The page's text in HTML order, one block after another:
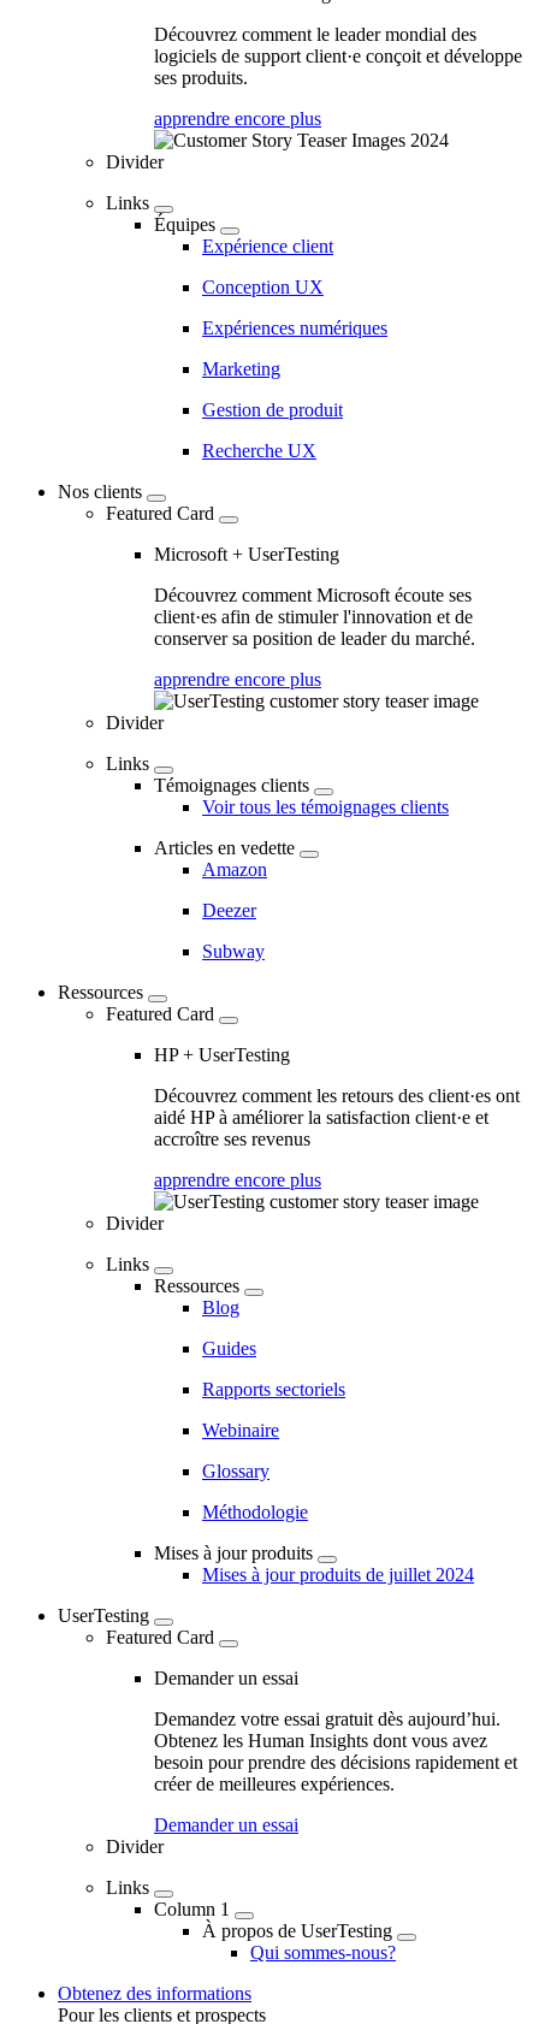
Découvrez comment le leader mondial des
logiciels de support client·e conçoit et développe
ses produits.
apprendre encore plus
Divider
Links
Équipes
Expérience client
Conception UX
Expériences numériques
Marketing
Gestion de produit
Recherche UX
Nos clients
Featured Card
Microsoft + UserTesting
Découvrez comment Microsoft écoute ses
client·es afin de stimuler l'innovation et de
conserver sa position de leader du marché.
apprendre encore plus
Divider
Links
Témoignages clients
Voir tous les témoignages clients
Articles en vedette
Amazon
Deezer
Subway
Ressources
Featured Card
HP + UserTesting
Découvrez comment les retours des client·es ont
aidé HP à améliorer la satisfaction client·e et
accroître ses revenus
apprendre encore plus
Divider
Links
Ressources
Blog
Guides
Rapports sectoriels
Webinaire
Glossary
Méthodologie
Mises à jour produits
Mises à jour produits de juillet 2024
UserTesting
Featured Card
Demander un essai
Demandez votre essai gratuit dès aujourd’hui.
Obtenez les Human Insights dont vous avez
besoin pour prendre des décisions rapidement et
créer de meilleures expériences.
Demander un essai
Divider
Links
Column 1
À propos de UserTesting
Qui sommes-nous?
Obtenez des informations
Pour les clients et prospects